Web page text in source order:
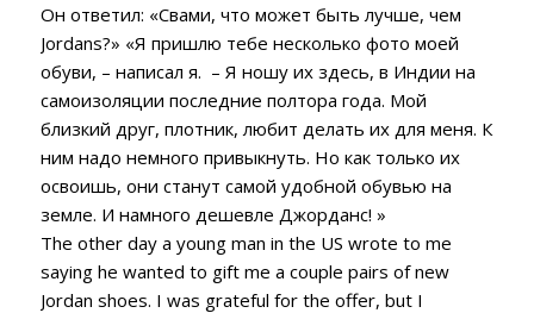
Он ответил: «Свами, что может быть лучше, чем
Jordans?» «Я пришлю тебе несколько фото моей
обуви, – написал я. – Я ношу их здесь, в Индии на
самоизоляции последние полтора года. Мой
близкий друг, плотник, любит делать их для меня. К
ним надо немного привыкнуть. Но как только их
освоишь, они станут самой удобной обувью на
земле. И намного дешевле Джорданс! »
The other day a young man in the US wrote to me
saying he wanted to gift me a couple pairs of new
Jordan shoes. I was grateful for the offer, but I